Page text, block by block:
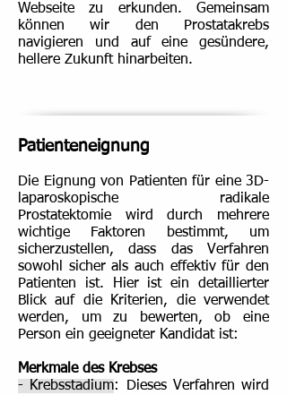
Webseite zu erkunden. Gemeinsam
können wir den Prostatakrebs
navigieren und auf eine gesündere,
hellere Zukunft hinarbeiten.
Patienteneignung
Die Eignung von Patienten für eine 3D-
laparoskopische radikale
Prostatektomie wird durch mehrere
wichtige Faktoren bestimmt, um
sicherzustellen, dass das Verfahren
sowohl sicher als auch effektiv für den
Patienten ist. Hier ist ein detaillierter
Blick auf die Kriterien, die verwendet
werden, um zu bewerten, ob eine
Person ein geeigneter Kandidat ist:
Merkmale des Krebses
- Krebsstadium: Dieses Verfahren wird